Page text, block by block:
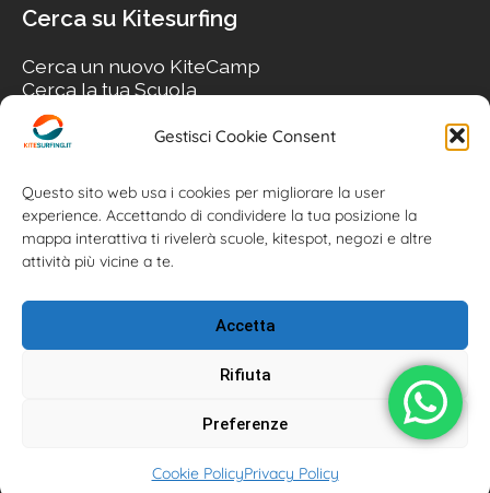
Gestisci Cookie Consent
Questo sito web usa i cookies per migliorare la user
experience. Accettando di condividere la tua posizione la
mappa interattiva ti rivelerà scuole, kitespot, negozi e altre
attività più vicine a te.
Accetta
Rifiuta
Preferenze
Cookie PolicyPrivacy Policy
Cerca su Kitesurfing
Cerca un nuovo KiteCamp
Cerca la tua Scuola
Cerca il tuo KiteSpot
Cerca Accommodation
Cerca il tuo Usato
Kitesurfing powered by Associazione Kitesurf Italiana